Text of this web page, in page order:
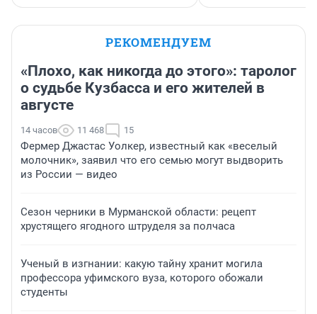
РЕКОМЕНДУЕМ
«Плохо, как никогда до этого»: таролог
о судьбе Кузбасса и его жителей в
августе
14 часов 11 468 15
Фермер Джастас Уолкер, известный как «веселый
молочник», заявил что его семью могут выдворить
из России — видео
Сезон черники в Мурманской области: рецепт
хрустящего ягодного штруделя за полчаса
Ученый в изгнании: какую тайну хранит могила
профессора уфимского вуза, которого обожали
студенты